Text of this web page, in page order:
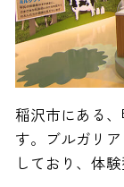
稲沢市にある
す。ブルガリ
しており、体